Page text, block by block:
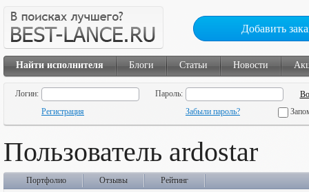
Добавить
Найти исполнителя Блоги Статьи Новости
Логин:
Пароль:
Регистрация
Забыли пароль?
Пользователь ardostar
Портфолио Отзывы Рейтинг